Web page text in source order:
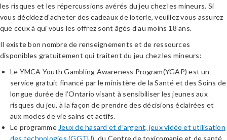
les risques et les répercussions avérés du jeu chez les mineurs. Si
vous décidez d’acheter des cadeaux de loterie, veuillez vous assurez
que ceux à qui vous les offrez sont âgés d’au moins 18 ans.
Il existe bon nombre de renseignements et de ressources
disponibles gratuitement qui traitent du jeu chez les mineurs:
Le YMCA Youth Gambling Awareness Program(YGAP) est un
service gratuit financé par le ministère de la Santé et des Soins de
longue durée de l’Ontario visant à sensibiliser les jeunes aux
risques du jeu, à la façon de prendre des décisions éclairées et
aux modes de vie sains et actifs.
Le programme Jeux de hasard et d’argent, jeux vidéo et utilisation
des technologies (GGTU), du Centre de toxicomanie et de santé